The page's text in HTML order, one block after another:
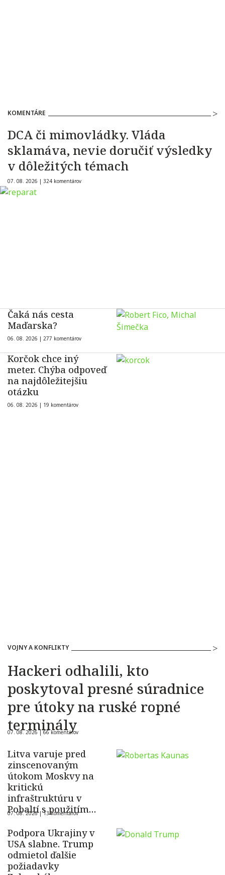
KOMENTÁRE
DCA či mimovládky. Vláda
sklamáva, nevie doručiť výsledky
v dôležitých témach
07. 08. 2026 | 324 komentárov
Čaká nás cesta
Maďarska?
06. 08. 2026 | 277 komentárov
Korčok chce iný
meter. Chýba odpoveď
na najdôležitejšiu
otázku
06. 08. 2026 | 19 komentárov
VOJNY A KONFLIKTY
Hackeri odhalili, kto
poskytoval presné súradnice
pre útoky na ruské ropné
terminály
07. 08. 2026 |66 komentárov
Litva varuje pred
zinscenovaným
útokom Moskvy na
kritickú
infraštruktúru v
Pobaltí s použitím
ukrajinského dronu
07. 08. 2026 |13 komentárov
Podpora Ukrajiny v
USA slabne. Trump
odmietol ďalšie
požiadavky